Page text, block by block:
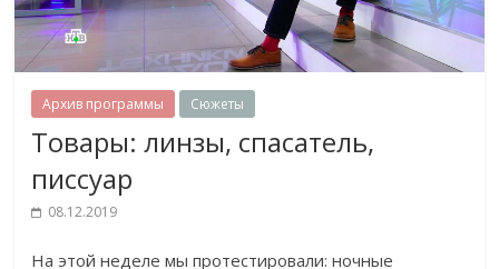
Архив программы Сюжеты
Товары: линзы, спасатель,
писсуар
08.12.2019
На этой неделе мы протестировали: ночные